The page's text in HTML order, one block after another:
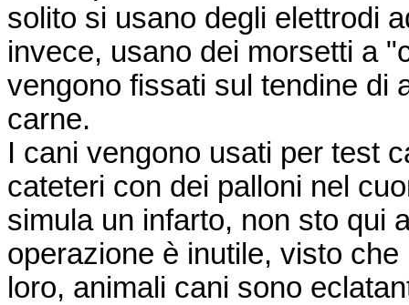
solito si usano degli elettrodi
invece, usano dei morsetti a
vengono fissati sul tendine di
carne.
I cani vengono usati per test
cateteri con dei palloni nel
simula un infarto, non sto qui
operazione è inutile, visto
loro, animali cani sono